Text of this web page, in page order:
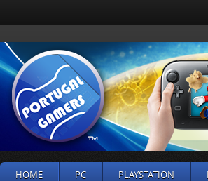
HOME PC PLAYSTATION